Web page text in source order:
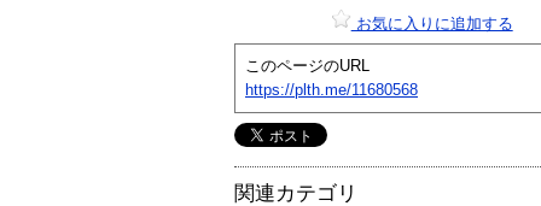
お気に入りに追加する
このページのURL
https://plth.me/11680568
関連カテゴリ